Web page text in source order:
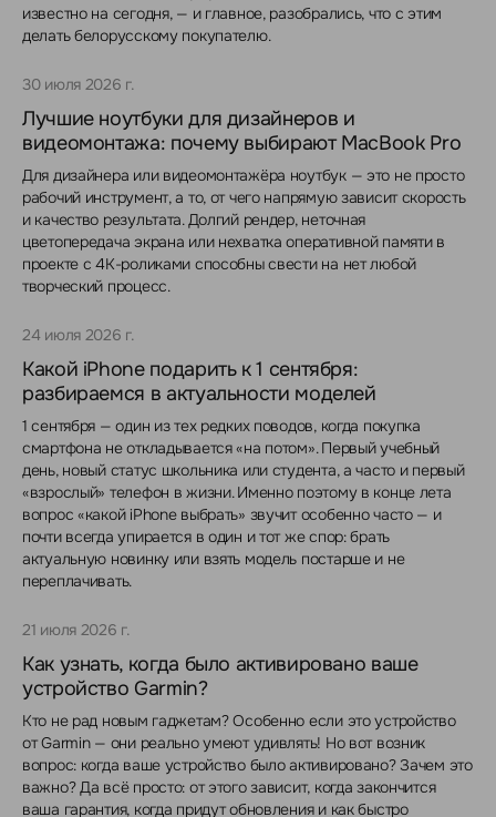
известно на сегодня, — и главное, разобрались, что с этим
делать белорусскому покупателю.
30 июля 2026 г.
Лучшие ноутбуки для дизайнеров и
видеомонтажа: почему выбирают MacBook Pro
Для дизайнера или видеомонтажёра ноутбук — это не просто
рабочий инструмент, а то, от чего напрямую зависит скорость
и качество результата. Долгий рендер, неточная
цветопередача экрана или нехватка оперативной памяти в
проекте с 4K-роликами способны свести на нет любой
творческий процесс.
24 июля 2026 г.
Какой iPhone подарить к 1 сентября:
разбираемся в актуальности моделей
1 сентября — один из тех редких поводов, когда покупка
смартфона не откладывается «на потом». Первый учебный
день, новый статус школьника или студента, а часто и первый
«взрослый» телефон в жизни. Именно поэтому в конце лета
вопрос «какой iPhone выбрать» звучит особенно часто — и
почти всегда упирается в один и тот же спор: брать
актуальную новинку или взять модель постарше и не
переплачивать.
21 июля 2026 г.
Как узнать, когда было активировано ваше
устройство Garmin?
Кто не рад новым гаджетам? Особенно если это устройство
от Garmin — они реально умеют удивлять! Но вот возник
вопрос: когда ваше устройство было активировано? Зачем это
важно? Да всё просто: от этого зависит, когда закончится
ваша гарантия, когда придут обновления и как быстро